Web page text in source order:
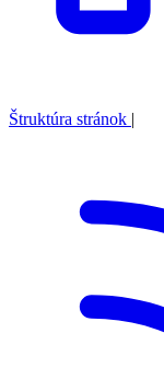
Štruktúra stránok |